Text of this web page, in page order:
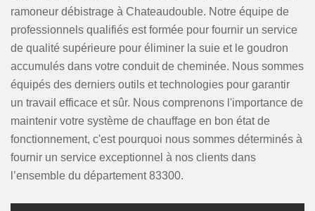
ramoneur débistrage à Chateaudouble. Notre équipe de
professionnels qualifiés est formée pour fournir un service
de qualité supérieure pour éliminer la suie et le goudron
accumulés dans votre conduit de cheminée. Nous sommes
équipés des derniers outils et technologies pour garantir
un travail efficace et sûr. Nous comprenons l'importance de
maintenir votre système de chauffage en bon état de
fonctionnement, c'est pourquoi nous sommes déterminés à
fournir un service exceptionnel à nos clients dans
l’ensemble du département 83300.